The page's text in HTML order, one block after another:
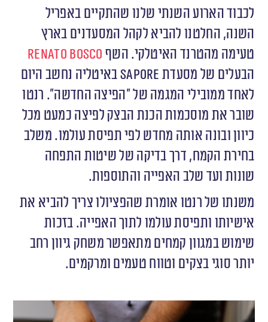
לכבוד הארוע השנתי שלנו שהתקיים באפריל
השנה, החלטנו להביא לקהל המסעדנים בארץ
טעימה מהטרנד האיטלקי. השף Renato Bosco
הבעלים של מסעדת Saporeבאיטליה נחשב היום
לאחד ממובילי המגמה של ״הפיצה החדשה״. רנטו
שובר את מוסכמות הכנת הבצק לפיצה כמעט מכל
כיוון ובונה אותה מחדש לפי תפיסת עולמו. משלב
בחירת הקמח, דרך בדיקה של שיטות התפחה
שונות ועד שלב האפייה והתוספות.
משנתו של רנטו אומרת שהפציולו צריך להביא את
אישיותו ותפיסת עולמו לתוך האפייה. בזכות
שימוש במגוון קמחים מתאפשר משחק גיוון רחב
יותר סוגי בצקים וטווח טעמים ומרקמים.